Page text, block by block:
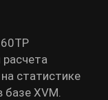
статистике
XVM.